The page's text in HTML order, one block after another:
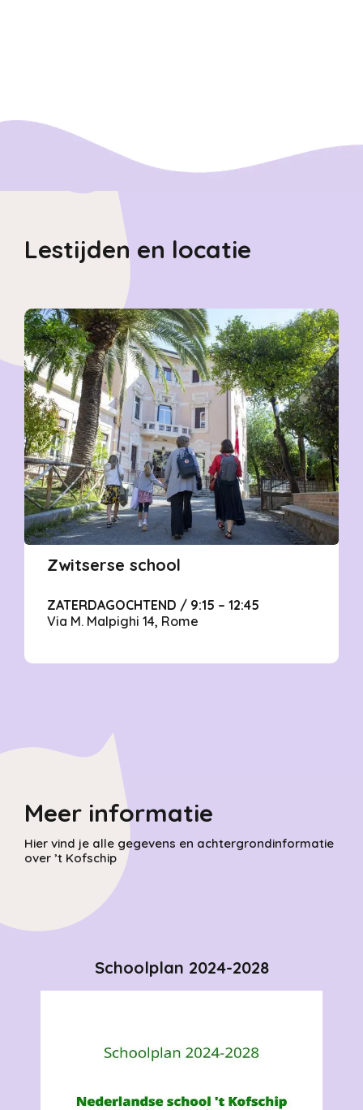
Lestijden en locatie
Zwitserse school
ZATERDAGOCHTEND / 9:15 – 12:45
Via M. Malpighi 14, Rome
Meer informatie
Hier vind je alle gegevens en achtergrondinformatie
over ’t Kofschip
Schoolplan 2024-2028